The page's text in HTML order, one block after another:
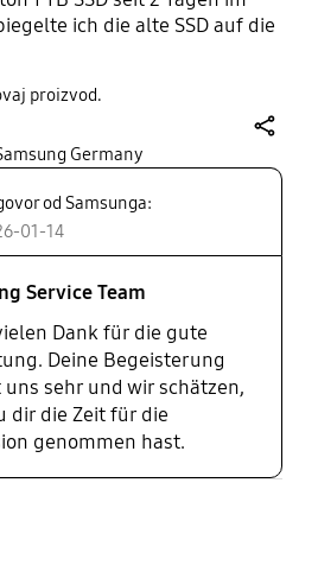
ich die alte SSD auf die
Somit wird jetzt
5 Port meines Mainboars
PCI4e Port. Umsetellung hat
dauerte allerdings
etwa 6 Stunden. DIe
Lesegeschwindigkeiten sind
Speicher scheint sein
zu sein, zu halten.
proizvod.
Germany
od Samsunga:
01-14
Service Team
Dank für die gute
Deine Begeisterung
sehr und wir schätzen,
dir die Zeit für die
genommen hast.